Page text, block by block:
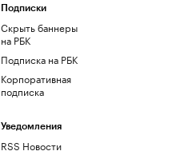
Подписки
Скрыть баннеры
на РБК
Подписка на РБК
Корпоративная
подписка
Уведомления
RSS Новости